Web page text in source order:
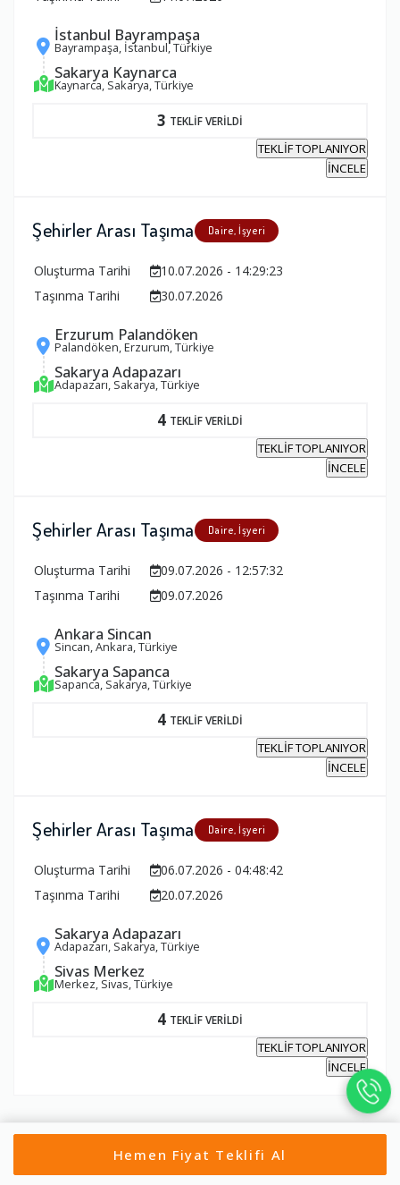
İstanbul Bayrampaşa
Bayrampaşa, İstanbul, Türkiye
Sakarya Kaynarca
Kaynarca, Sakarya, Türkiye
3 TEKLİF VERİLDİ
TEKLİF TOPLANIYOR
İNCELE
Şehirler Arası Taşıma Daire, İşyeri
Oluşturma Tarihi
10.07.2026 - 14:29:23
Taşınma Tarihi
30.07.2026
Erzurum Palandöken
Palandöken, Erzurum, Türkiye
Sakarya Adapazarı
Adapazarı, Sakarya, Türkiye
4 TEKLİF VERİLDİ
TEKLİF TOPLANIYOR
İNCELE
Şehirler Arası Taşıma Daire, İşyeri
Oluşturma Tarihi
09.07.2026 - 12:57:32
Taşınma Tarihi
09.07.2026
Ankara Sincan
Sincan, Ankara, Türkiye
Sakarya Sapanca
Sapanca, Sakarya, Türkiye
4 TEKLİF VERİLDİ
TEKLİF TOPLANIYOR
İNCELE
Şehirler Arası Taşıma Daire, İşyeri
Oluşturma Tarihi
06.07.2026 - 04:48:42
Taşınma Tarihi
20.07.2026
Sakarya Adapazarı
Adapazarı, Sakarya, Türkiye
Sivas Merkez
Merkez, Sivas, Türkiye
4 TEKLİF VERİLDİ
TEKLİF TOPLANIYOR
İNCELE
Tümünü Gör
Hemen Fiyat Teklifi Al